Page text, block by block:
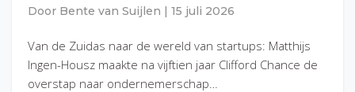
Door Bente van Suijlen 15 juli 2026
Van de Zuidas naar de wereld van startups: Matthijs
Ingen-Housz maakte na vijftien jaar Clifford Chance de
overstap naar ondernemerschap…